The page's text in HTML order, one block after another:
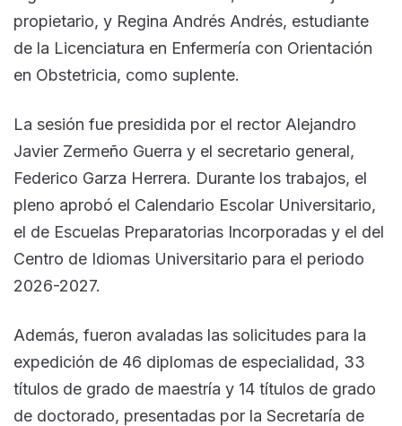
propietario, y Regina Andrés Andrés, estudiante
de la Licenciatura en Enfermería con Orientación
en Obstetricia, como suplente.
La sesión fue presidida por el rector Alejandro
Javier Zermeño Guerra y el secretario general,
Federico Garza Herrera. Durante los trabajos, el
pleno aprobó el Calendario Escolar Universitario,
el de Escuelas Preparatorias Incorporadas y el del
Centro de Idiomas Universitario para el periodo
2026-2027.
Además, fueron avaladas las solicitudes para la
expedición de 46 diplomas de especialidad, 33
títulos de grado de maestría y 14 títulos de grado
de doctorado, presentadas por la Secretaría de